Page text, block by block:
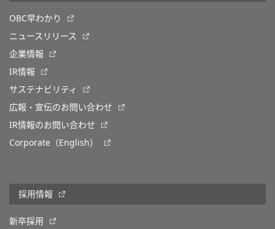
OBC早わかり
ニュースリリース
企業情報
IR情報
サステナビリティ
広報・宣伝のお問い合わせ
IR情報のお問い合わせ
Corporate（English）
採用情報
新卒採用